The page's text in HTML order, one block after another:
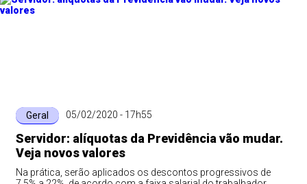
Geral 05/02/2020 - 17h55
Servidor: alíquotas da Previdência vão mudar.
Veja novos valores
Na prática, serão aplicados os descontos progressivos de